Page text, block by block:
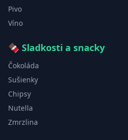
Pivo
Víno
🍫 Sladkosti a snacky
Čokoláda
Sušienky
Chipsy
Nutella
Zmrzlina